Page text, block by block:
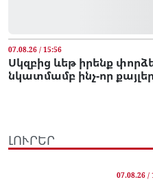
07.08.26 / 15:56
Սկզբից ևեթ իրենք
նկատմամբ ինչ-որ
ԼՈՒՐԵՐ
07.08.26 /